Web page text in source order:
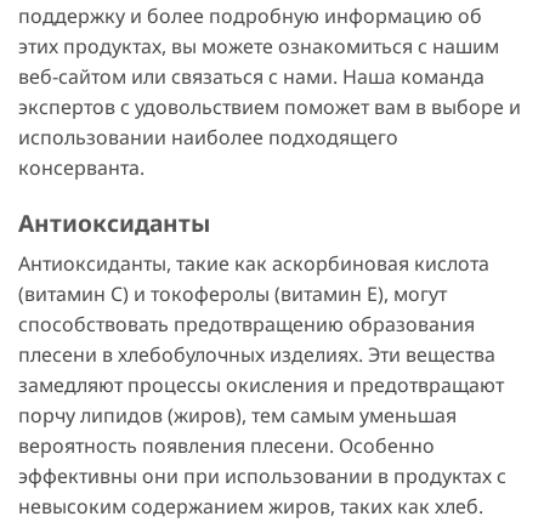
поддержку и более подробную информацию об
этих продуктах, вы можете ознакомиться с нашим
веб-сайтом или связаться с нами. Наша команда
экспертов с удовольствием поможет вам в выборе и
использовании наиболее подходящего
консерванта.
Антиоксиданты
Антиоксиданты, такие как аскорбиновая кислота
(витамин C) и токоферолы (витамин E), могут
способствовать предотвращению образования
плесени в хлебобулочных изделиях. Эти вещества
замедляют процессы окисления и предотвращают
порчу липидов (жиров), тем самым уменьшая
вероятность появления плесени. Особенно
эффективны они при использовании в продуктах с
невысоким содержанием жиров, таких как хлеб.